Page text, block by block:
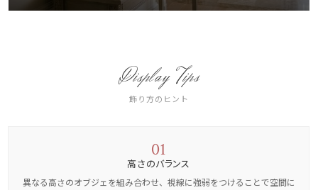
Display Tips
飾り方のヒント
01
高さのバランス
異なる高さのオブジェを組み合わせ、視線に強弱をつけることで空間に